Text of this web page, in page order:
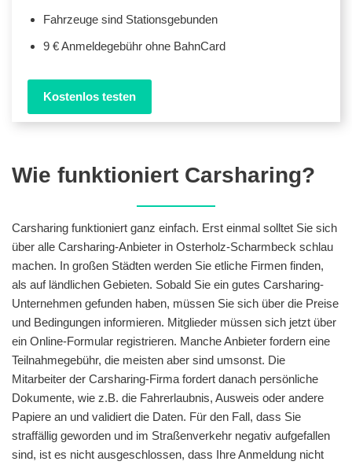
Fahrzeuge sind Stationsgebunden
9 € Anmeldegebühr ohne BahnCard
Kostenlos testen
Wie funktioniert Carsharing?
Carsharing funktioniert ganz einfach. Erst einmal solltet Sie sich
über alle Carsharing-Anbieter in Osterholz-Scharmbeck schlau
machen. In großen Städten werden Sie etliche Firmen finden,
als auf ländlichen Gebieten. Sobald Sie ein gutes Carsharing-
Unternehmen gefunden haben, müssen Sie sich über die Preise
und Bedingungen informieren. Mitglieder müssen sich jetzt über
ein Online-Formular registrieren. Manche Anbieter fordern eine
Teilnahmegebühr, die meisten aber sind umsonst. Die
Mitarbeiter der Carsharing-Firma fordert danach persönliche
Dokumente, wie z.B. die Fahrerlaubnis, Ausweis oder andere
Papiere an und validiert die Daten. Für den Fall, dass Sie
straffällig geworden und im Straßenverkehr negativ aufgefallen
sind, ist es nicht ausgeschlossen, dass Ihre Anmeldung nicht